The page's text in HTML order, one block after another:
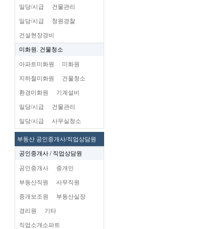
일당/시급 건물관리
일당/시급 청원경찰
건설현장경비
미화원. 건물청소
아파트미화원 미화원
지하철미화원 건물청소
환경미화원 기계설비
일당/시급 건물관리
일당/시급 사무실청소
부동산 공인중개사/직업상담원
공인중개사 / 직업상담원
공인중개사 중개인
부동산직원 사무직원
중개보조원 부동산실장
경리원 기타
직업소개소파트